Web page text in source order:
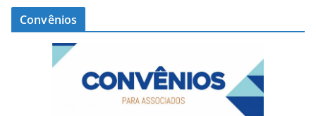
Convênios